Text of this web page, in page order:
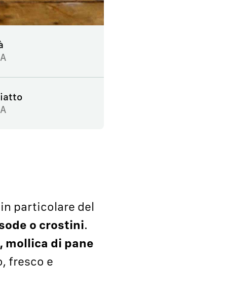
particolare del
o crostini.
mollica di pane
fresco e